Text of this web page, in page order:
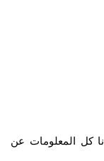
كل المعلومات عن